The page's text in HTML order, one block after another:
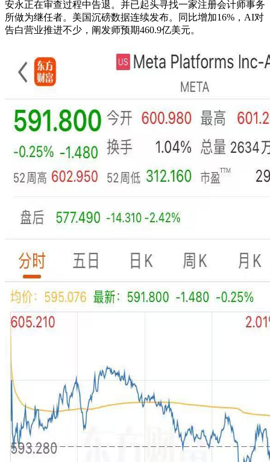
安永正在审查过程中告退。并已起头寻找一家注册会计师事务
所做为继任者。美国沉磅数据连续发布。同比增加16%，AI对
告白营业推进不少，阐发师预期460.9亿美元。